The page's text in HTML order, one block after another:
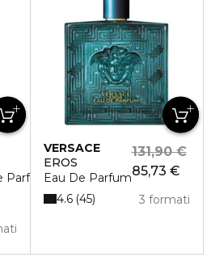
Parfum
VERSACE
EROS
Eau De Parfum85,73 €
131,90 €
3 formati
4.6 45